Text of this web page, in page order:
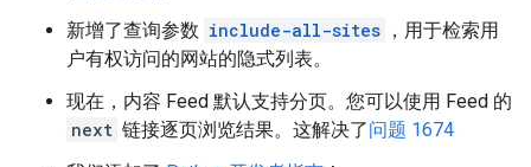
新增了查询参数 include-all-sites ，用于检索用
户有权访问的网站的隐式列表。
现在，内容 Feed 默认支持分页。您可以使用 Feed 的
next 链接逐页浏览结果。这解决了问题 1674